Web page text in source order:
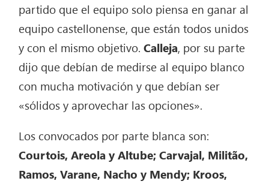
partido que el equipo solo piensa en ganar al
equipo castellonense, que están todos unidos
y con el mismo objetivo.Calleja, por su parte
dijo que debían de medirse al equipo blanco
con mucha motivación y que debían ser
«sólidos y aprovechar las opciones».
Los convocados por parte blanca son:
Courtois, Areola y Altube; Carvajal, Militão,
Ramos, Varane, Nacho y Mendy; Kroos,